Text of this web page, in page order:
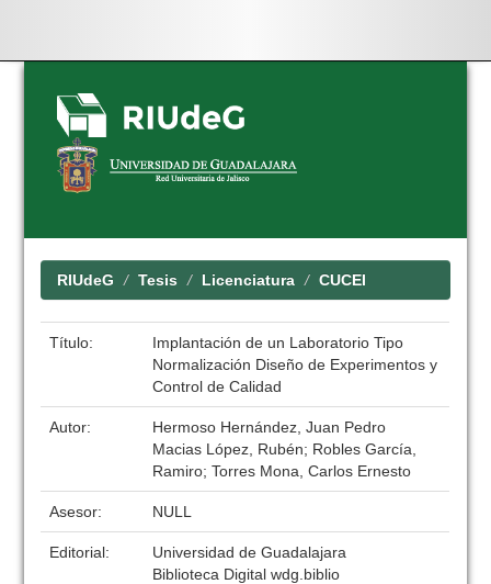
Skip
navigation
RIUdeG Tesis Licenciatura CUCEI
Título:
Implantación de un Laboratorio Tipo
Normalización Diseño de Experimentos y
Control de Calidad
Autor:
Hermoso Hernández, Juan Pedro
Macias López, Rubén; Robles García,
Ramiro; Torres Mona, Carlos Ernesto
Asesor: NULL
Editorial:
Universidad de Guadalajara
Biblioteca Digital wdg.biblio